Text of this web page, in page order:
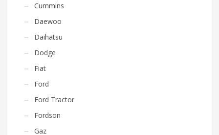
Cummins
Daewoo
Daihatsu
Dodge
Fiat
Ford
Ford Tractor
Fordson
Gaz